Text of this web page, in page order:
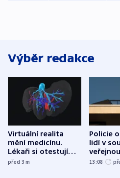
Výběr redakce
Virtuální realita
mění medicínu.
Lékaři si otestují
každý řez, říká
před 3m
Policie
lidí v
Správy
13:08